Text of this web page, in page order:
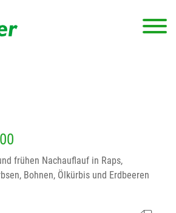
// Dosierungen: test 123 dfasdf
"Test 12 {FONT:12} Dosierungen: test
34"
frühen Nachauflauf in Raps,
Bohnen, Ölkürbis und Erdbeeren